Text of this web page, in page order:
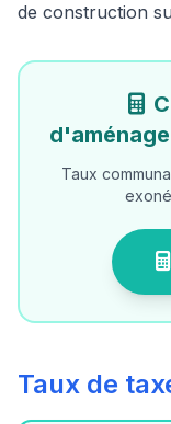
de construction
Taux
Taux de